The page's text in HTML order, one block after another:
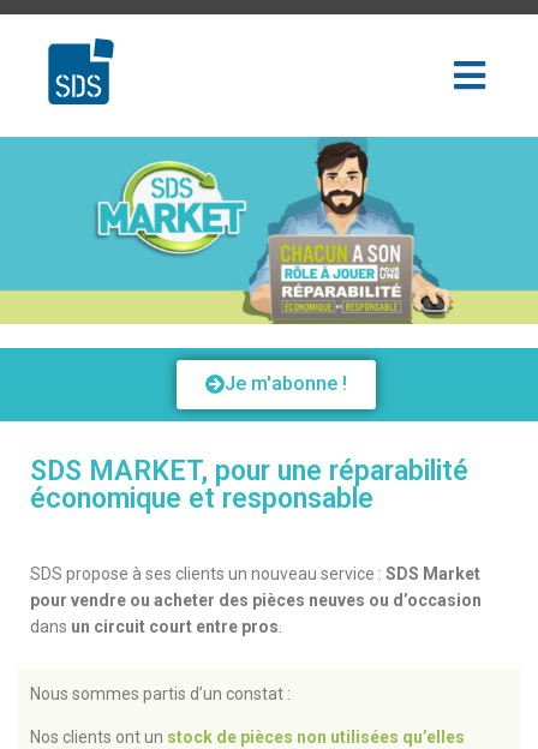
Je m'abonne !
SDS MARKET, pour une réparabilité
économique et responsable​
SDS propose à ses clients un nouveau service : SDS Market
pour vendre ou acheter des pièces neuves ou d’occasion
dans un circuit court entre pros
Nous sommes partis d’un constat :
Nos clients ont un stock de pièces non utilisées qu’elles